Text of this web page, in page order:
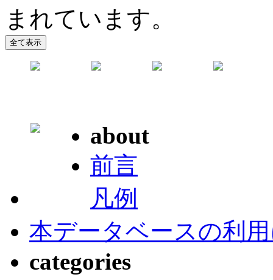
まれています。
about
前言
凡例
本データベースの利
categories